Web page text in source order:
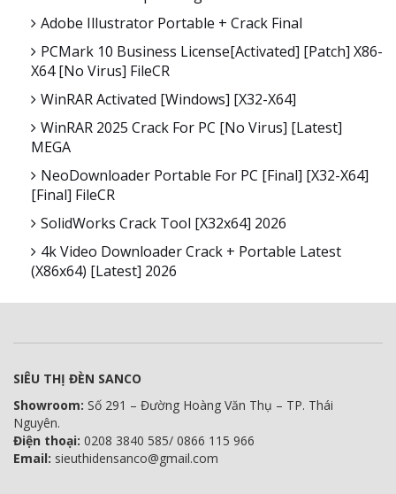
Adobe Illustrator Portable + Crack Final
PCMark 10 Business License[Activated] [Patch] X86-
X64 [no Virus] FileCR
WinRAR Activated [Windows] [x32-X64]
WinRAR 2025 Crack For PC [no Virus] [Latest]
MEGA
NeoDownloader Portable For PC [Final] [x32-X64]
[Final] FileCR
SolidWorks Crack Tool [x32x64] 2026
4k Video Downloader Crack + Portable Latest
(x86x64) [Latest] 2026
SIÊU THỊ ĐÈN SANCO
Showroom: Số 291 – Đường Hoàng Văn Thụ – TP. Thái
Nguyên.
Điện thoại: 0208 3840 585/ 0866 115 966
Email: sieuthidensanco@gmail.com